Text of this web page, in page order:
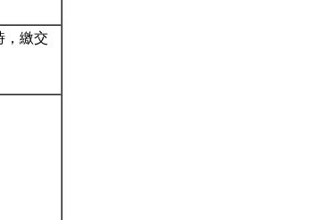
，繳交